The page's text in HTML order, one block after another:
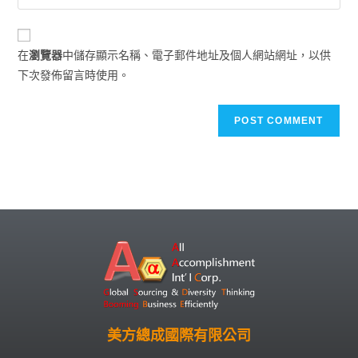
在瀏覽器中儲存顯示名稱、電子郵件地址及個人網站網址，以供
下次發佈留言時使用。
美方總成國際有限公司